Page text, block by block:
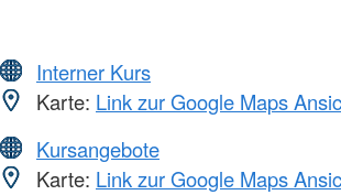
Interner Kurs
Karte: Link zur Google Maps
Kursangebote
Karte: Link zur Google Maps